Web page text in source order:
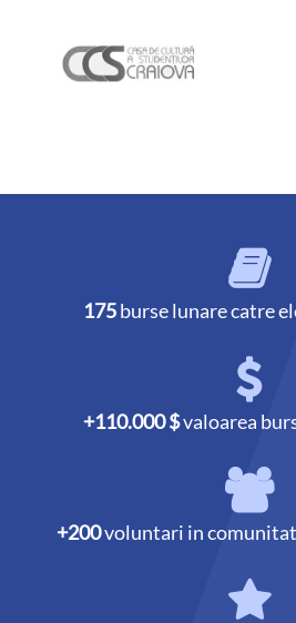
175burse lunare catre
+110.000 $valoarea
+200voluntari in